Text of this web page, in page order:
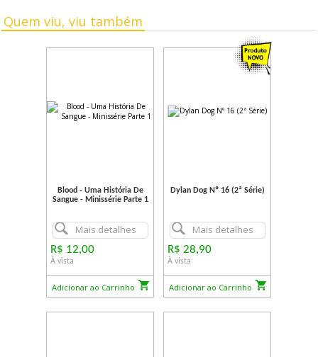
Quem viu, viu também
Blood - Uma História De
Sangue - Minissérie Parte 1
Mais detalhes
R$ 12,00
À vista
Adicionar ao Carrinho
Dylan Dog Nº 16 (2ª Série)
Mais detalhes
R$ 28,90
À vista
Adicionar ao Carrinho